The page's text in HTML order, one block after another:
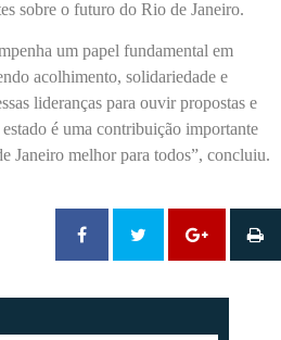
sobre o futuro do Rio de Janeiro.
um papel fundamental em
acolhimento, solidariedade e
lideranças para ouvir propostas e
é uma contribuição importante
Janeiro melhor para todos”, concluiu.